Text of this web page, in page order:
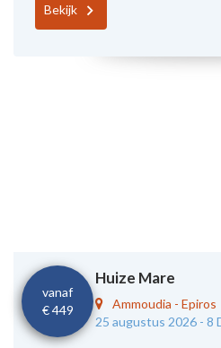
Bekijk
vanaf
€ 449
Huize Mare
Ammoudia - Epiros
25 augustus 2026 - 8